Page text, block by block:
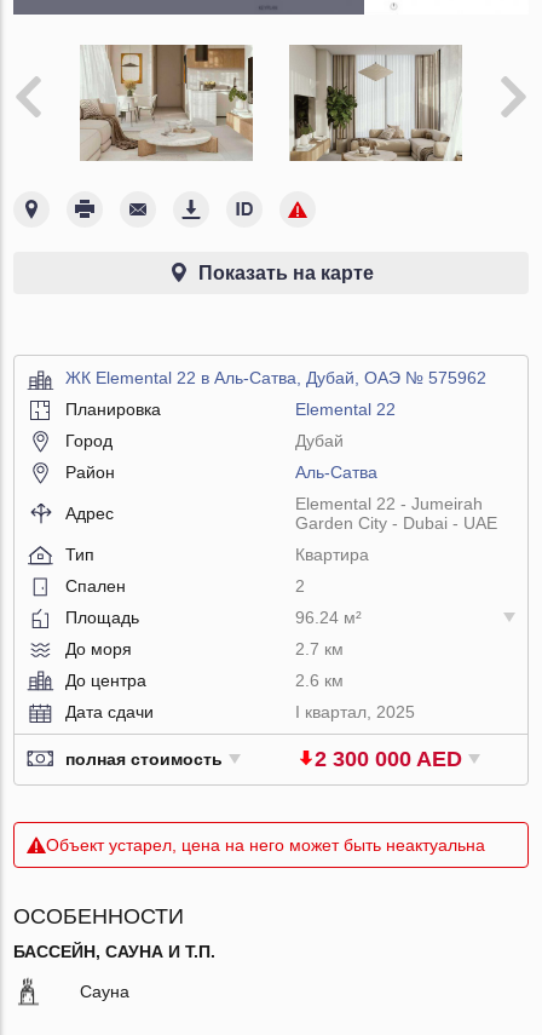
Показать на карте
ЖК Elemental 22 в Аль-Сатва, Дубай, ОАЭ № 575962
Планировка
Elemental 22
Город
Дубай
Район
Аль-Сатва
Адрес
Elemental 22 - Jumeirah
Garden City - Dubai - UAE
Тип
Квартира
Спален
2
Площадь
96.24 м²
До моря
2.7 км
До центра
2.6 км
Дата сдачи
I квартал, 2025
полная стоимость 2 300 000 AED
Объект устарел, цена на него может быть неактуальна
ОСОБЕННОСТИ
БАССЕЙН, САУНА И Т.П.
Сауна